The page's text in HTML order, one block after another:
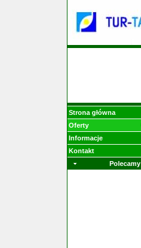
Strona główna
Oferty
Informacje
Kontakt
Polecamy